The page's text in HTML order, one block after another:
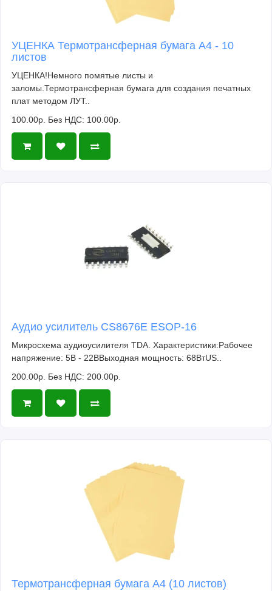
УЦЕНКА Термотрансферная бумага А4 - 10
листов
УЦЕНКА!Немного помятые листы и
заломы.Термотрансферная бумага для создания печатных
плат методом ЛУТ..
100.00р. Без НДС: 100.00р.
Аудио усилитель CS8676E ESOP-16
Микросхема аудиоусилителя TDA. Характеристики:Рабочее
напряжение: 5В - 22ВВыходная мощность: 68ВтUS..
200.00р. Без НДС: 200.00р.
Термотрансферная бумага А4 (10 листов)